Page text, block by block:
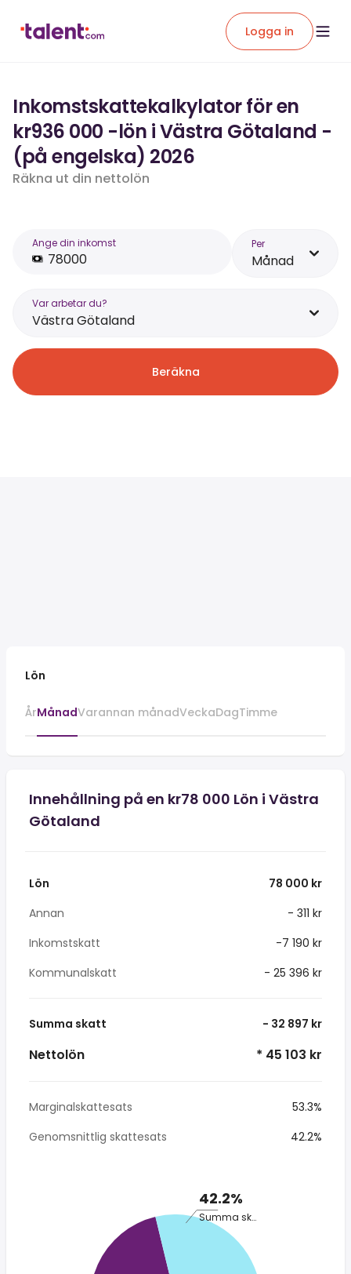
Logga in
Inkomstskattekalkylator för en
kr936 000 -lön i Västra Götaland -
(på engelska) 2026
Räkna ut din nettolön
Ange din inkomst Per
Månad
Var arbetar du?
Västra Götaland
Beräkna
Lön
ÅrMånadVarannan månadVeckaDagTimme
Innehållning på en kr78 000 Lön i Västra
Götaland
Lön
78 000 kr
Annan
- 311 kr
Inkomstskatt
-7 190 kr
Kommunalskatt
- 25 396 kr
Summa skatt - 32 897 kr
Nettolön * 45 103 kr
Marginalskattesats
53.3%
Genomsnittlig skattesats
42.2%
42.2%
Summa skatt